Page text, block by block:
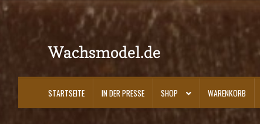
Zur
Navigation
Zum
Inhalt
Wachsmodel.de
STARTSEITE IN DER PRESSE SHOP WARENKORB